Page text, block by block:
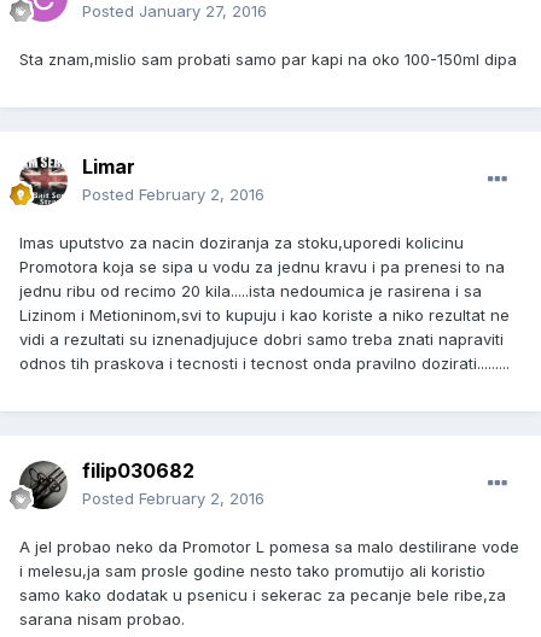
Posted January 27, 2016
Sta znam,mislio sam probati samo par kapi na oko 100-150ml dipa
Limar
Posted February 2, 2016
Imas uputstvo za nacin doziranja za stoku,uporedi kolicinu
Promotora koja se sipa u vodu za jednu kravu i pa prenesi to na
jednu ribu od recimo 20 kila.....ista nedoumica je rasirena i sa
Lizinom i Metioninom,svi to kupuju i kao koriste a niko rezultat ne
vidi a rezultati su iznenadjujuce dobri samo treba znati napraviti
odnos tih praskova i tecnosti i tecnost onda pravilno dozirati.........
filip030682
Posted February 2, 2016
A jel probao neko da Promotor L pomesa sa malo destilirane vode
i melesu,ja sam prosle godine nesto tako promutijo ali koristio
samo kako dodatak u psenicu i sekerac za pecanje bele ribe,za
sarana nisam probao.